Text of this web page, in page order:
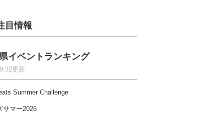
目情報
イベントランキング
更新
Summer Challenge
サマー2026